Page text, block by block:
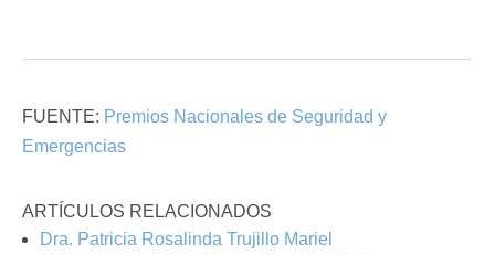
FUENTE: Premios Nacionales de Seguridad y
Emergencias
ARTÍCULOS RELACIONADOS
Dra. Patricia Rosalinda Trujillo Mariel